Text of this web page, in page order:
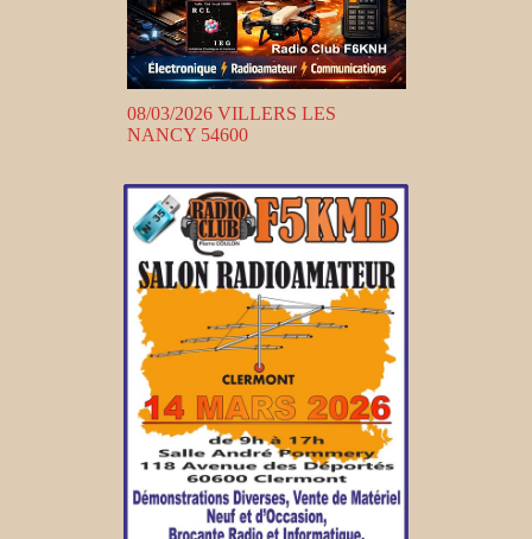
08/03/2026 VILLERS LES
NANCY 54600